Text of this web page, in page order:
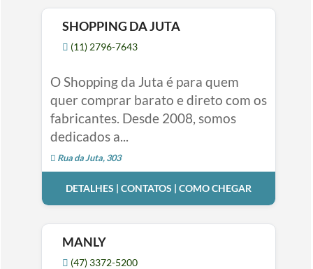
SHOPPING DA JUTA
(11) 2796-7643
O Shopping da Juta é para quem
quer comprar barato e direto com os
fabricantes. Desde 2008, somos
dedicados a...
Rua da Juta, 303
DETALHES | CONTATOS | COMO CHEGAR
MANLY
(47) 3372-5200